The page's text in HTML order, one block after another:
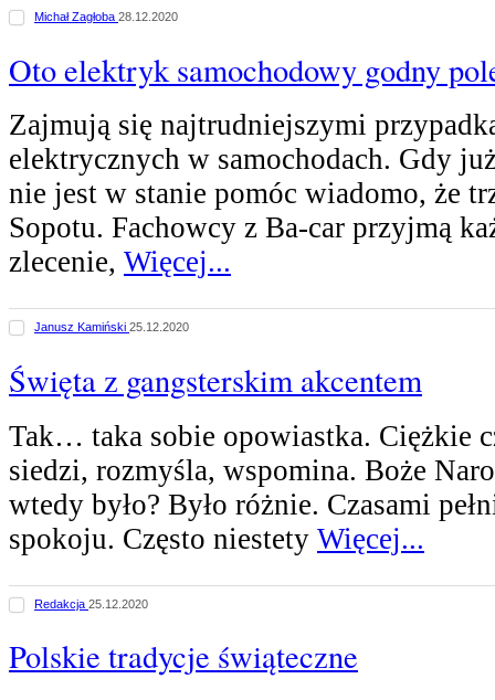
Michał Zagłoba 28.12.2020
Oto elektryk samochodowy godny
Zajmują się najtrudniejszymi
elektrycznych w samochodach. Gdy
nie jest w stanie pomóc wiadomo, że
Sopotu. Fachowcy z Ba-car przyjmą
zlecenie, Więcej...
Janusz Kamiński 25.12.2020
Święta z gangsterskim akcentem
Tak… taka sobie opowiastka. Ciężkie
siedzi, rozmyśla, wspomina. Boże
wtedy było? Było różnie. Czasami
spokoju. Często niestety Więcej...
Redakcja 25.12.2020
Polskie tradycje świąteczne